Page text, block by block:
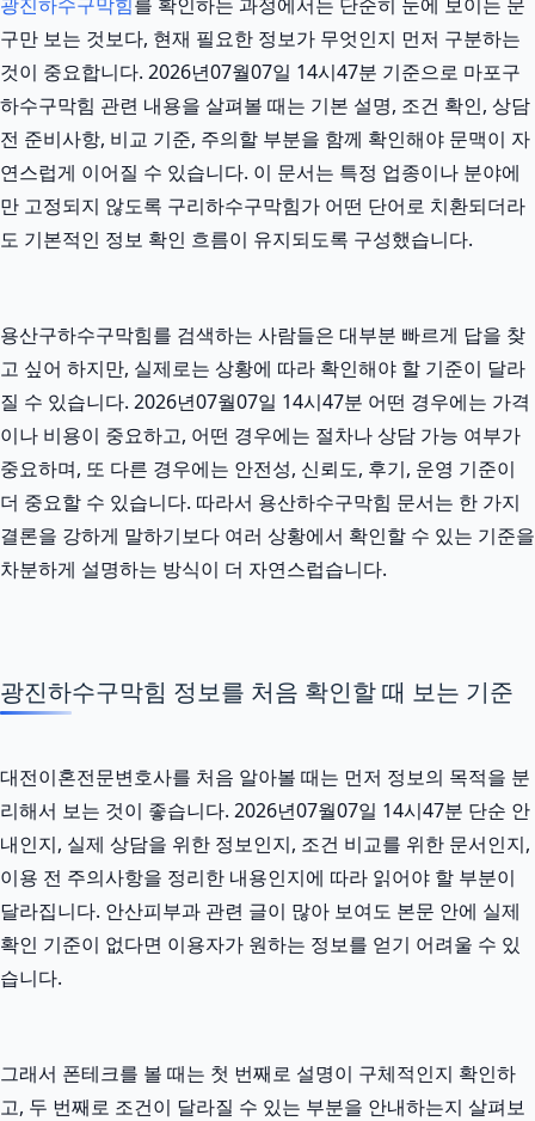
구만 보는 것보다, 현재 필요한 정보가 무엇인지 먼저 구분하는
것이 중요합니다. 2026년07월07일 14시47분 기준으로 마포구
하수구막힘 관련 내용을 살펴볼 때는 기본 설명, 조건 확인, 상담
전 준비사항, 비교 기준, 주의할 부분을 함께 확인해야 문맥이 자
연스럽게 이어질 수 있습니다. 이 문서는 특정 업종이나 분야에
만 고정되지 않도록 구리하수구막힘가 어떤 단어로 치환되더라
도 기본적인 정보 확인 흐름이 유지되도록 구성했습니다.
용산구하수구막힘를 검색하는 사람들은 대부분 빠르게 답을 찾
고 싶어 하지만, 실제로는 상황에 따라 확인해야 할 기준이 달라
질 수 있습니다. 2026년07월07일 14시47분 어떤 경우에는 가격
이나 비용이 중요하고, 어떤 경우에는 절차나 상담 가능 여부가
중요하며, 또 다른 경우에는 안전성, 신뢰도, 후기, 운영 기준이
더 중요할 수 있습니다. 따라서 용산하수구막힘 문서는 한 가지
결론을 강하게 말하기보다 여러 상황에서 확인할 수 있는 기준을
차분하게 설명하는 방식이 더 자연스럽습니다.
광진하수구막힘 정보를 처음 확인할 때 보는 기준
대전이혼전문변호사를 처음 알아볼 때는 먼저 정보의 목적을 분
리해서 보는 것이 좋습니다. 2026년07월07일 14시47분 단순 안
내인지, 실제 상담을 위한 정보인지, 조건 비교를 위한 문서인지,
이용 전 주의사항을 정리한 내용인지에 따라 읽어야 할 부분이
달라집니다. 안산피부과 관련 글이 많아 보여도 본문 안에 실제
확인 기준이 없다면 이용자가 원하는 정보를 얻기 어려울 수 있
습니다.
그래서 폰테크를 볼 때는 첫 번째로 설명이 구체적인지 확인하
고, 두 번째로 조건이 달라질 수 있는 부분을 안내하는지 살펴보